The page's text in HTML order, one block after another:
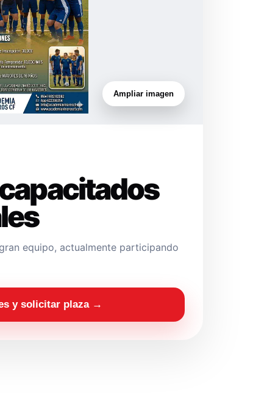
Ampliar imagen
equipo, actualmente participando
y solicitar plaza →